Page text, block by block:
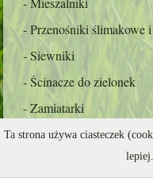
- Przenośniki ślimakowe
- Siewniki
- Ścinacze do zielonek
- Zamiatarki
- Pługi do odśnieżania
Ta strona używa ciasteczek
lepiej.